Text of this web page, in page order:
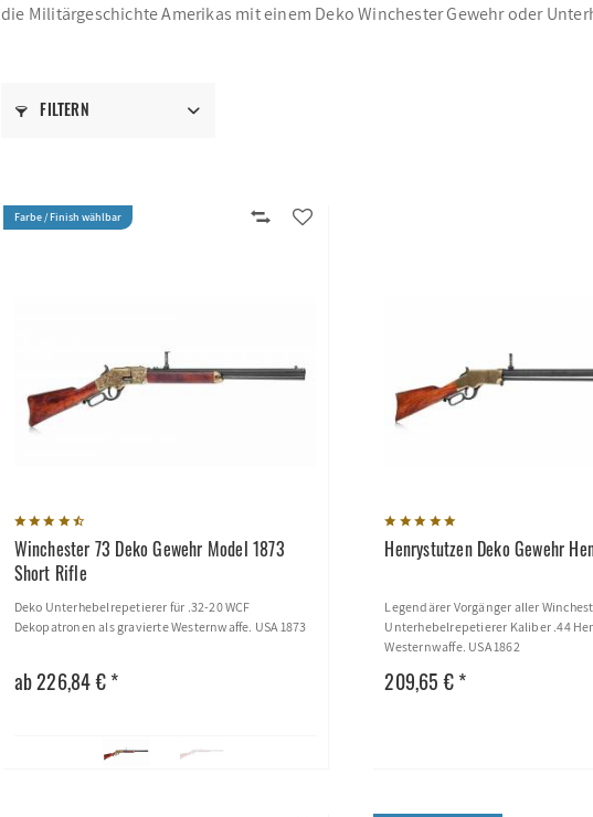
die Militärgeschichte Amerikas mit einem Deko Winchester Gewehr oder
FILTERN
Farbe / Finish wählbar
Winchester 73 Deko Gewehr Model 1873
Short Rifle
Deko Unterhebelrepetierer für .32-20 WCF
Dekopatronen als gravierte Westernwaffe. USA 1873
ab 226,84 € *
Henrystutzen Deko Gewehr
Legendärer Vorgänger aller
Unterhebelrepetierer Kaliber .44
Westernwaffe. USA 1862
209,65 € *